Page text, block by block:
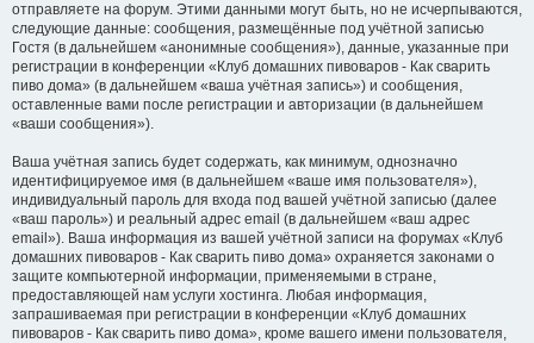
отправляете на форум. Этими данными могут быть, но не исчерпываются,
следующие данные: сообщения, размещённые под учётной записью
Гостя (в дальнейшем «анонимные сообщения»), данные, указанные при
регистрации в конференции «Клуб домашних пивоваров - Как cварить
пиво дома» (в дальнейшем «ваша учётная запись») и сообщения,
оставленные вами после регистрации и авторизации (в дальнейшем
«ваши сообщения»).
Ваша учётная запись будет содержать, как минимум, однозначно
идентифицируемое имя (в дальнейшем «ваше имя пользователя»),
индивидуальный пароль для входа под вашей учётной записью (далее
«ваш пароль») и реальный адрес email (в дальнейшем «ваш адрес
email»). Ваша информация из вашей учётной записи на форумах «Клуб
домашних пивоваров - Как cварить пиво дома» охраняется законами о
защите компьютерной информации, применяемыми в стране,
предоставляющей нам услуги хостинга. Любая информация,
запрашиваемая при регистрации в конференции «Клуб домашних
пивоваров - Как cварить пиво дома», кроме вашего имени пользователя,